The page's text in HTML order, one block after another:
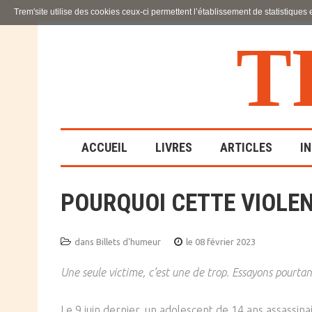
T
ACCUEIL LIVRES
LA FAMILLE
ÉDUCATIVE
SCIENCES HUMAINES
ARTICLES
POURQUOI CETTE
dans Billets d'humeur le 08 février 2023
Une seule victime, c’est une de trop. Essayons
Trem'site utilise des cookies ceux-ci permettent l’établissement de statistiques